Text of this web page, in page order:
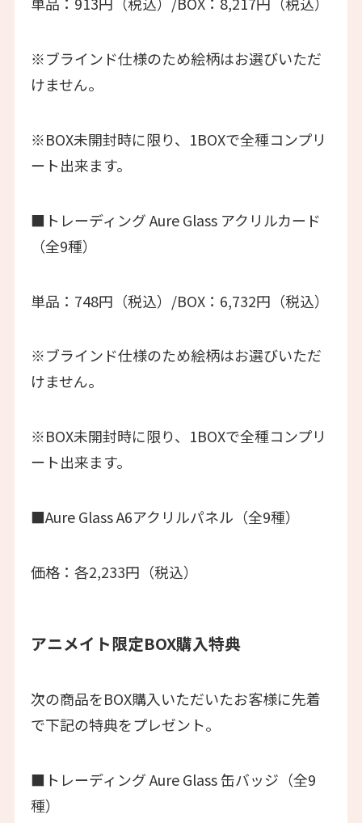
※ブラインド仕様のため絵柄はお選びいただ
けません。
※BOX未開封時に限り、1BOXで全種コンプリ
ート出来ます。
■トレーディング Aure Glass アクリルカード
（全9種）
単品：748円（税込）/BOX：6,732円（税込）
※ブラインド仕様のため絵柄はお選びいただ
けません。
※BOX未開封時に限り、1BOXで全種コンプリ
ート出来ます。
■Aure Glass A6アクリルパネル（全9種）
価格：各2,233円（税込）
アニメイト限定BOX購入特典
次の商品をBOX購入いただいたお客様に先着
で下記の特典をプレゼント。
■トレーディング Aure Glass 缶バッジ（全9
種）